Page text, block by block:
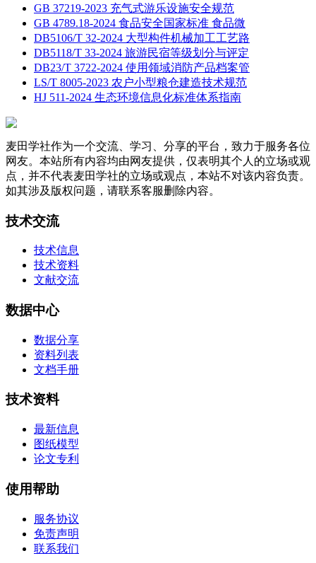
GB 37219-2023 充气式游乐设施安全规范
GB 4789.18-2024 食品安全国家标准 食品微
DB5106/T 32-2024 大型构件机械加工工艺路
DB5118/T 33-2024 旅游民宿等级划分与评定
DB23/T 3722-2024 使用领域消防产品档案管
LS/T 8005-2023 农户小型粮仓建造技术规范
HJ 511-2024 生态环境信息化标准体系指南
麦田学社作为一个交流、学习、分享的平台，致力于服务各位
网友。本站所有内容均由网友提供，仅表明其个人的立场或观
点，并不代表麦田学社的立场或观点，本站不对该内容负责。
如其涉及版权问题，请联系客服删除内容。
技术交流
技术信息
技术资料
文献交流
数据中心
数据分享
资料列表
文档手册
技术资料
最新信息
图纸模型
论文专利
使用帮助
服务协议
免责声明
联系我们